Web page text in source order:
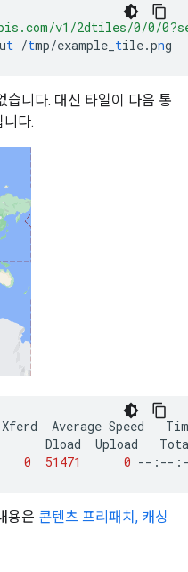
v1/2dtiles/0/0/
t /tmp/example_ tile.png
습니다. 대신 타일이 다음 통
다.
Xferd Average Speed
Dload
Upload
0 51471 0 --:--
용은 콘텐츠 프리패치, 캐싱